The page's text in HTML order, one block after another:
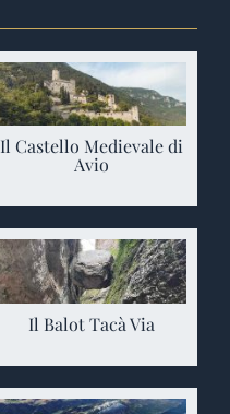
Il Castello Medievale di
Avio
Il Balot Tacà Via